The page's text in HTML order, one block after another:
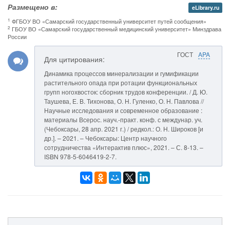
Размещено в:
eLibrary.ru
1 ФГБОУ ВО «Самарский государственный университет путей сообщения»
2 ГБОУ ВО «Самарский государственный медицинский университет» Минздрава
России
ГОСТ APA
Для цитирования:
Динамика процессов минерализации и гумификации
растительного опада при ротации функциональных
групп ногохвосток: сборник трудов конференции. / Д. Ю.
Таушева, Е. В. Тихонова, О. Н. Гуленко, О. Н. Павлова //
Научные исследования и современное образование :
материалы Всерос. науч.-практ. конф. с междунар. уч.
(Чебоксары, 28 апр. 2021 г.) / редкол.: О. Н. Широков [и
др.]. – 2021. – Чебоксары: Центр научного
сотрудничества «Интерактив плюс», 2021. – С. 8-13. –
ISBN 978-5-6046419-2-7.